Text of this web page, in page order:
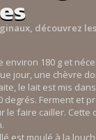
découvrez
environ 180 g et
jour, une chèvre
le lait est mis
degrés. Ferment et
le faire cailler. Cette
est moulé à la